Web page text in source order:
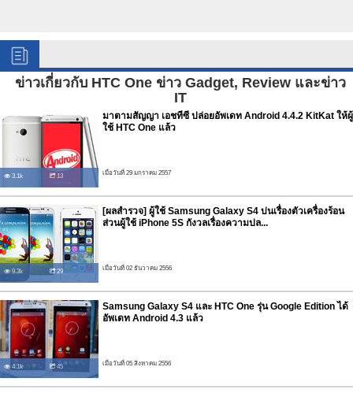
ข่าวเกี่ยวกับ HTC One ข่าว Gadget, Review และข่าว
IT
3.1k 13
มาตามสัญญา เอชทีซี ปล่อยอัพเดท Android 4.4.2 KitKat ให้ผู้
ใช้ HTC One แล้ว
เมื่อวันที่ 29 มกราคม 2557
9.3k 29
[ผลสำรวจ] ผู้ใช้ Samsung Galaxy S4 บ่นเรื่องตัวเครื่องร้อน
ส่วนผู้ใช้ iPhone 5S กังวลเรื่องความปล...
เมื่อวันที่ 02 ธันวาคม 2556
4.1k 45
Samsung Galaxy S4 และ HTC One รุ่น Google Edition ได้
อัพเดท Android 4.3 แล้ว
เมื่อวันที่ 05 สิงหาคม 2556